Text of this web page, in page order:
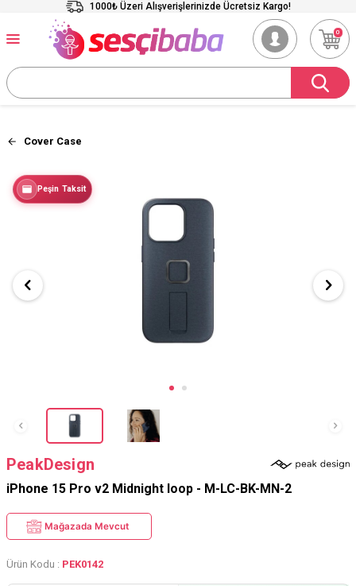
1000₺ Üzeri Alışverişlerinizde Ücretsiz Kargo!
0
Cover Case
Peşin Taksit
PeakDesign
iPhone 15 Pro v2 Midnight loop - M-LC-BK-MN-2
Mağazada Mevcut
Ürün Kodu : PEK0142